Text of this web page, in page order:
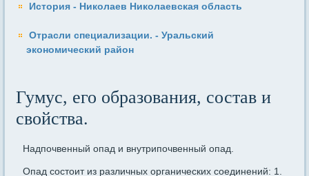
История - Николаев Николаевская область
Отрасли специализации. - Уральский
экономический район
Гумус, его образования, состав и
свойства.
Надпочвенный опад и внутрипочвенный опад.
Опад состоит из различных органических соединений: 1.